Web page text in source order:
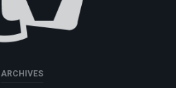
ARCHIVES